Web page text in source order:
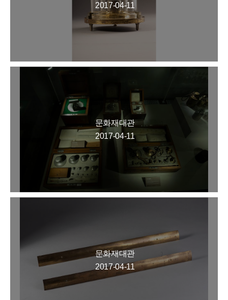
2017-04-11
문화재대관
2017-04-11
문화재대관
2017-04-11